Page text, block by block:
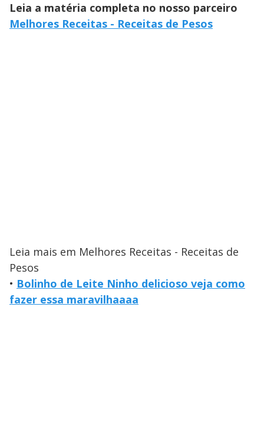
Leia a matéria completa no nosso parceiro
Melhores Receitas - Receitas de Pesos
Leia mais em Melhores Receitas - Receitas de
Pesos
• Bolinho de Leite Ninho delicioso veja como
fazer essa maravilhaaaa